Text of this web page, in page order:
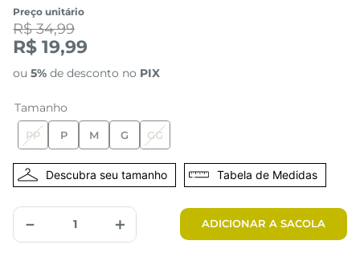
Preço unitário
R$ 34,99
R$ 19,99
ou 5% de desconto no PIX
Tamanho
PP P M G GG
Tabela de Medidas
＋
－ ADICIONAR A SACOLA